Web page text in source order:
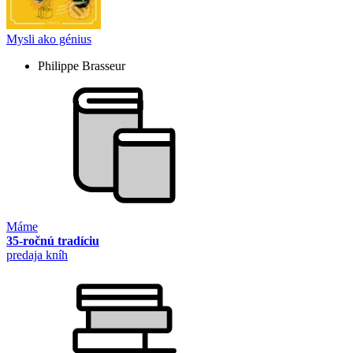
Mysli ako génius
Philippe Brasseur
Máme
35-ročnú tradíciu
predaja kníh